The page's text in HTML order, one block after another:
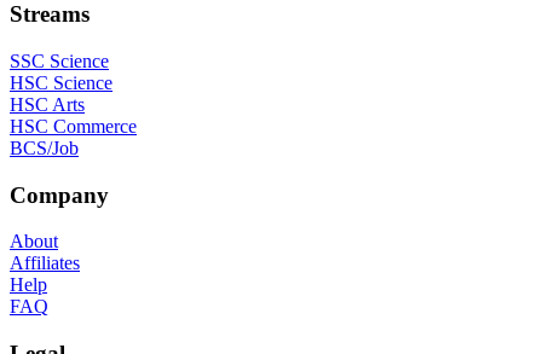
Streams
SSC Science
HSC Science
HSC Arts
HSC Commerce
BCS/Job
Company
About
Affiliates
Help
FAQ